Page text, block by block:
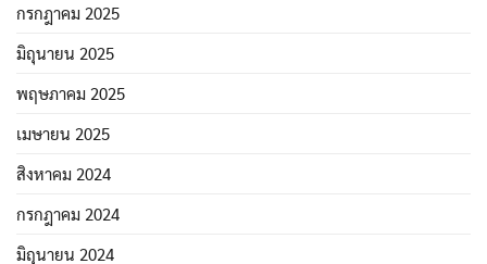
กรกฎาคม 2025
มิถุนายน 2025
พฤษภาคม 2025
เมษายน 2025
สิงหาคม 2024
กรกฎาคม 2024
มิถุนายน 2024